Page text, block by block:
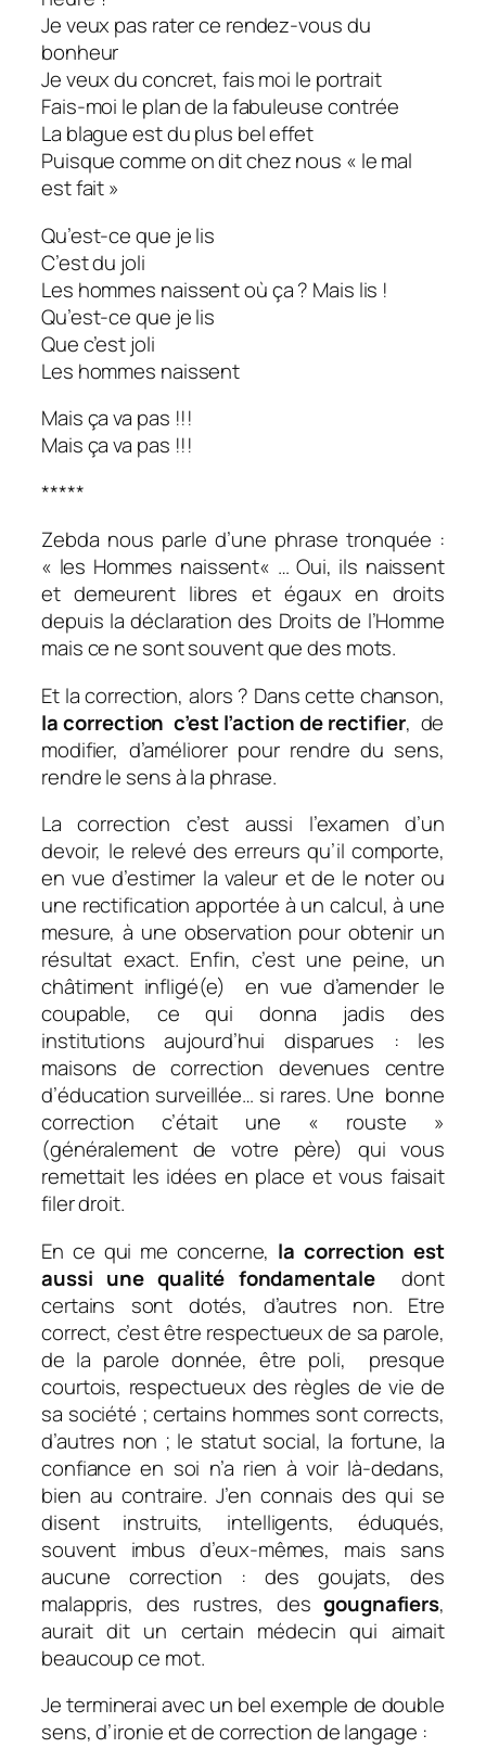
Je veux pas rater ce rendez-vous du
bonheur
Je veux du concret, fais moi le portrait
Fais-moi le plan de la fabuleuse contrée
La blague est du plus bel effet
Puisque comme on dit chez nous « le mal
est fait »
Qu’est-ce que je lis
C’est du joli
Les hommes naissent où ça ? Mais lis !
Qu’est-ce que je lis
Que c’est joli
Les hommes naissent
Mais ça va pas !!!
Mais ça va pas !!!
*****
Zebda nous parle d’une phrase tronquée :
« les Hommes naissent« … Oui, ils naissent
et demeurent libres et égaux en droits
depuis la déclaration des Droits de l’Homme
mais ce ne sont souvent que des mots.
Et la correction, alors ? Dans cette chanson,
la correction c’est l’action de rectifier, de
modifier, d’améliorer pour rendre du sens,
rendre le sens à la phrase.
La correction c’est aussi l’examen d’un
devoir, le relevé des erreurs qu’il comporte,
en vue d’estimer la valeur et de le noter ou
une rectification apportée à un calcul, à une
mesure, à une observation pour obtenir un
résultat exact. Enfin, c’est une peine, un
châtiment infligé(e) en vue d’amender le
coupable, ce qui donna jadis des
institutions aujourd’hui disparues : les
maisons de correction devenues centre
d’éducation surveillée… si rares. Une bonne
correction c’était une « rouste »
(généralement de votre père) qui vous
remettait les idées en place et vous faisait
filer droit.
En ce qui me concerne, la correction est
aussi une qualité fondamentaledont
certains sont dotés, d’autres non. Etre
correct, c’est être respectueux de sa parole,
de la parole donnée, être poli, presque
courtois, respectueux des règles de vie de
sa société ; certains hommes sont corrects,
d’autres non ; le statut social, la fortune, la
confiance en soi n’a rien à voir là-dedans,
bien au contraire. J’en connais des qui se
disent instruits, intelligents, éduqués,
souvent imbus d’eux-mêmes, mais sans
aucune correction : des goujats, des
malappris, des rustres, desgougnafiers,
aurait dit un certain médecin qui aimait
beaucoup ce mot.
Je terminerai avec un bel exemple de double
sens, d’ironie et de correction de langage :